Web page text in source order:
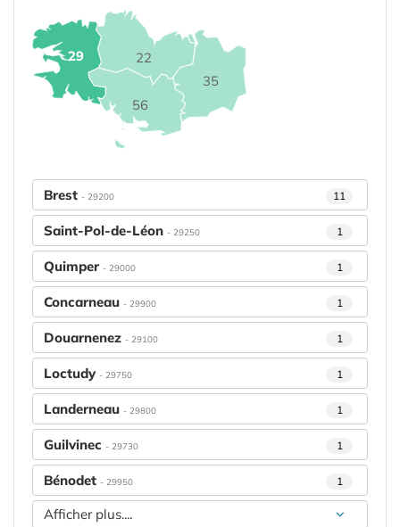
22
29
35
56
Brest - 29200 11
Saint-Pol-de-Léon - 29250 1
Quimper - 29000 1
Concarneau - 29900 1
Douarnenez - 29100 1
Loctudy - 29750 1
Landerneau - 29800 1
Guilvinec - 29730 1
Bénodet - 29950 1
Afficher plus....